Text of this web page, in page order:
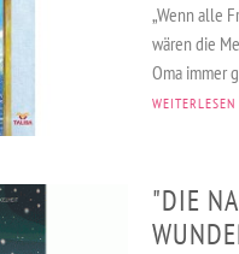
„Wenn alle
wären die
Oma immer
WEITERLESEN
"DIE